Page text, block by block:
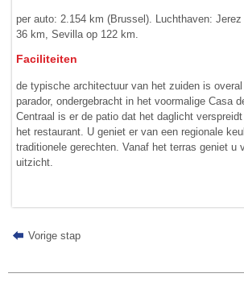
per auto: 2.154 km (Brussel). Luchthaven:
36 km, Sevilla op 122 km.
Faciliteiten
de typische architectuur van het zuiden is
parador, ondergebracht in het voormalige Casa
Centraal is er de patio dat het daglicht
het restaurant. U geniet er van een regionale
traditionele gerechten. Vanaf het terras geniet u
uitzicht.
Vorige stap